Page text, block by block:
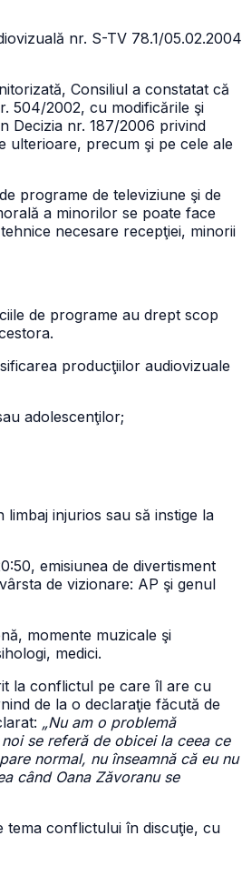
nr. S-TV 78.1/05.02.2004
Consiliul a constatat că
504/2002, cu modificările şi
Decizia nr. 187/2006 privind
ulterioare, precum şi pe cele ale
programe de televiziune şi de
a minorilor se poate face
necesare recepţiei, minorii
de programe au drept scop
producţiilor audiovizuale
adolescenţilor;
injurios sau să instige la
emisiunea de divertisment
de vizionare: AP şi genul
momente muzicale şi
medici.
la conflictul pe care îl are cu
de la o declaraţie făcută de
„Nu am o problemă
se referă de obicei la ceea ce
normal, nu înseamnă că eu nu
când Oana Zăvoranu se
tema conflictului în discuţie, cu